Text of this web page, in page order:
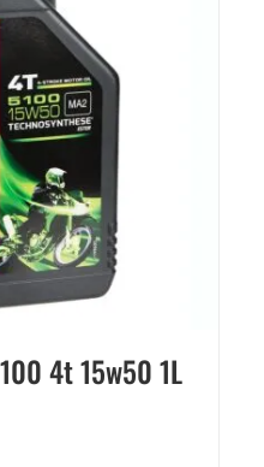
4t 15w50 1L